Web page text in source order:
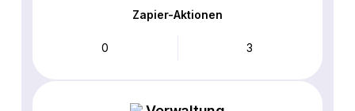
Zapier-Aktionen
0 3